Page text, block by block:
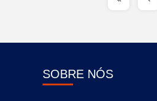
SOBRE NÓS